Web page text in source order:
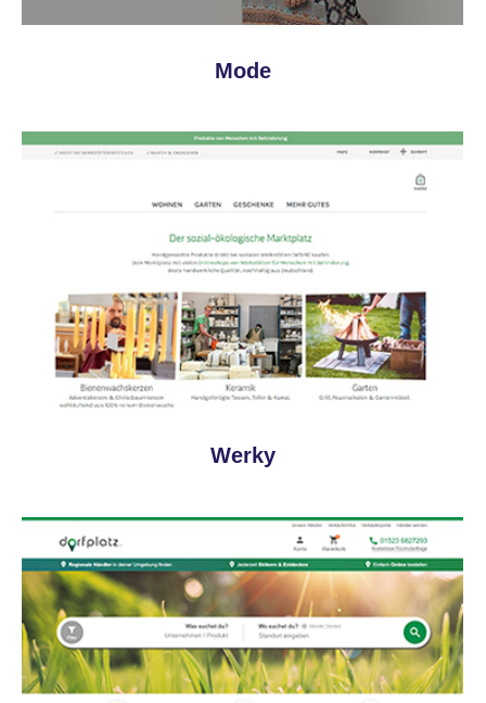
Mode
Werky